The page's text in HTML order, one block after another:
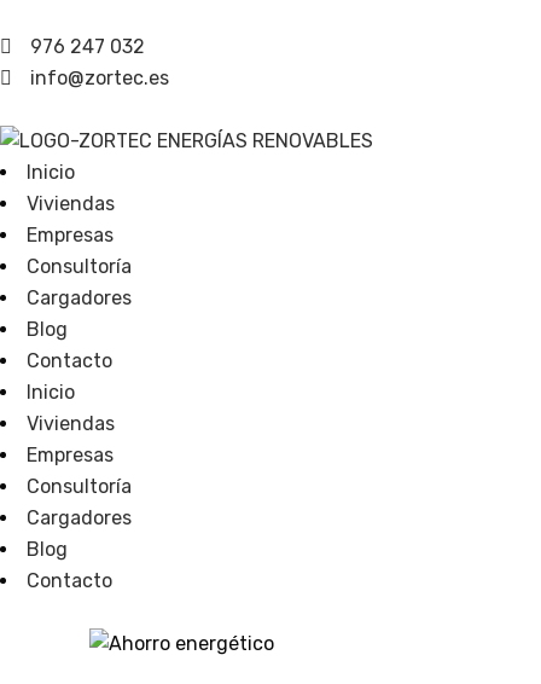
976 247 032
info@zortec.es
Inicio
Viviendas
Empresas
Consultoría
Cargadores
Blog
Contacto
Inicio
Viviendas
Empresas
Consultoría
Cargadores
Blog
Contacto